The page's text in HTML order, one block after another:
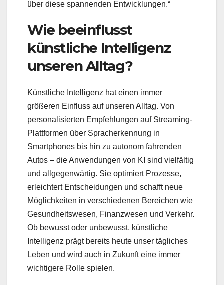
über diese spannenden Entwicklungen.“
Wie beeinflusst
künstliche Intelligenz
unseren Alltag?
Künstliche Intelligenz hat einen immer
größeren Einfluss auf unseren Alltag. Von
personalisierten Empfehlungen auf Streaming-
Plattformen über Spracherkennung in
Smartphones bis hin zu autonom fahrenden
Autos – die Anwendungen von KI sind vielfältig
und allgegenwärtig. Sie optimiert Prozesse,
erleichtert Entscheidungen und schafft neue
Möglichkeiten in verschiedenen Bereichen wie
Gesundheitswesen, Finanzwesen und Verkehr.
Ob bewusst oder unbewusst, künstliche
Intelligenz prägt bereits heute unser tägliches
Leben und wird auch in Zukunft eine immer
wichtigere Rolle spielen.